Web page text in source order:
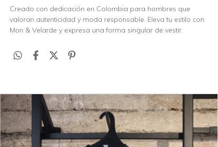
Creado con dedicación en Colombia para hombres que
valoran autenticidad y moda responsable. Eleva tu estilo con
Mon & Velarde y expresa una forma singular de vestir.